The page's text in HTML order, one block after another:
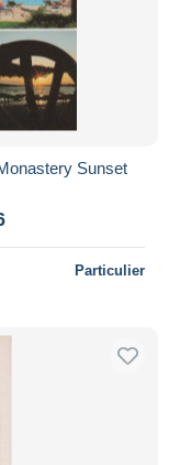
Sunset
Particulier